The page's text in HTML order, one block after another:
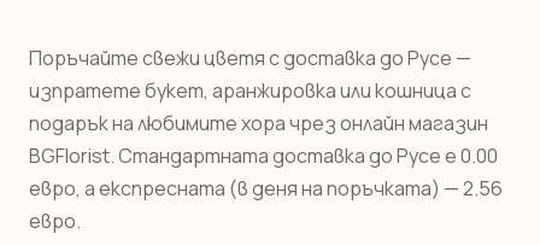
Поръчайте свежи цветя с доставка до Русе —
изпратете букет, аранжировка или кошница с
подарък на любимите хора чрез онлайн магазин
BGFlorist. Стандартната доставка до Русе е 0.00
евро, а експресната (в деня на поръчката) — 2.56
евро.